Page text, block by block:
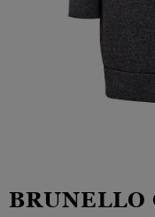
BRUNELLO